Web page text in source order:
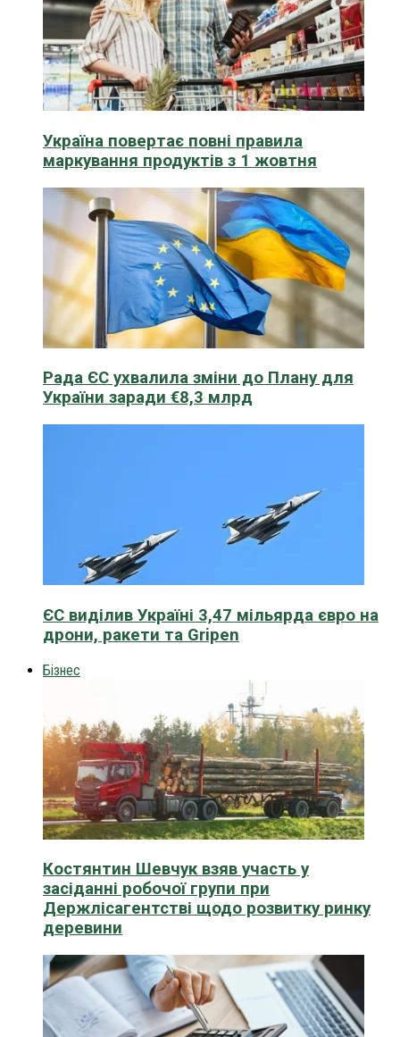
Україна повертає повні правила
маркування продуктів з 1 жовтня
Рада ЄС ухвалила зміни до Плану для
України заради €8,3 млрд
ЄС виділив Україні 3,47 мільярда євро на
дрони, ракети та Gripen
Бізнес
Костянтин Шевчук взяв участь у
засіданні робочої групи при
Держлісагентстві щодо розвитку ринку
деревини